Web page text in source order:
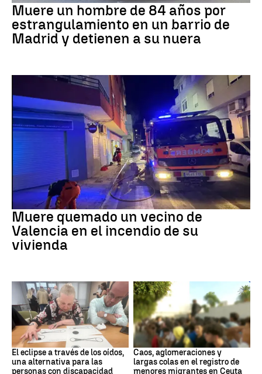
Muere un hombre de 84 años por
estrangulamiento en un barrio de
Madrid y detienen a su nuera
INCENDIO
Muere quemado un vecino de
Valencia en el incendio de su
vivienda
Eclipse solar
El eclipse a través de los oídos,
una alternativa para las
personas con discapacidad
Ceuta
Caos, aglomeraciones y
largas colas en el registro de
menores migrantes en Ceuta